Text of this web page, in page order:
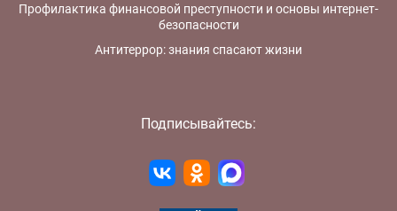
Профилактика финансовой преступности и основы интернет-
безопасности
Антитеррор: знания спасают жизни
Подписывайтесь: